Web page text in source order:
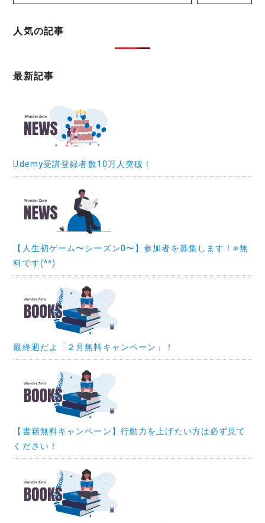
人気の記事
最新記事
Udemy受講登録者数10万人突破！
【人生初ゲーム〜シーズン0〜】参加者を募集します！※無
料です(^^)
最終週だよ「２月無料キャンペーン」！
【書籍無料キャンペーン】行動力を上げたい方は必ず見て
ください！